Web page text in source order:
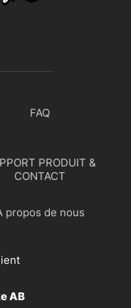
FAQ
PRODUIT &
CONTACT
propos de nous
AB